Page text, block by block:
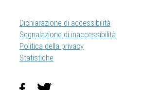
Dichiarazione di accessibilità
Segnalazione di inaccessibilità
Politica della privacy
Statistiche